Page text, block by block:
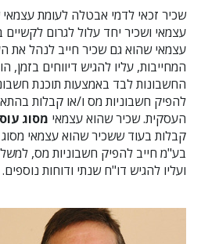
שכיר זכאי לדמי אבטלה לעומת עצמאי
עצמאי ושכיר יחד עלול לגרום לקשיים
עצמאי שהוא גם שכיר חייב לנהל את
המחייבות, עליו להגיש דיווחים
החשבונות לבד באמצעות תוכנת
להפיק חשבוניות מס ו/או קבלות
העסקית. שכיר שהוא עצמאי מסוג
קבלות בעוד ששכיר שהוא עצמאי
בע"מ חייב להפיק חשבוניות מס,
ועליו להגיש דו"ח שנתי ודוחות נוספים.